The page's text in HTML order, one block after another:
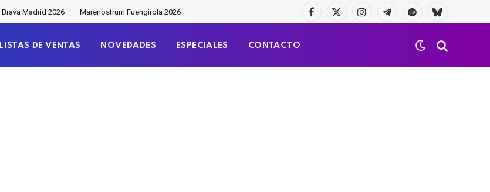
Brava Madrid 2026 Marenostrum Fuengirola 2026
Facebook
X
InstagramTelegramaSpotifyBluesky
LISTAS DE VENTAS NOVEDADES ESPECIALES CONTACTO